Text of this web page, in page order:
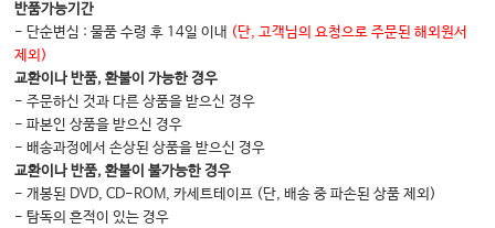
CHAPTER 15
발생 유전학과 선천성 기형 Developmental genetics and birth defects
CHAPTER 16
약물유전학 및 약물유전체학 Pharmacogentics and genomics
CHAPTER 17
반품가능기간
- 단순변심 : 물품 수령 후 14일 이내 (단, 고객님의 요청으로 주문된 해외원서
제외)
교환이나 반품, 환불이 가능한 경우
- 주문하신 것과 다른 상품을 받으신 경우
- 파본인 상품을 받으신 경우
- 배송과정에서 손상된 상품을 받으신 경우
교환이나 반품, 환불이 불가능한 경우
- 개봉된 DVD, CD-ROM, 카세트테이프 (단, 배송 중 파손된 상품 제외)
- 탐독의 흔적이 있는 경우